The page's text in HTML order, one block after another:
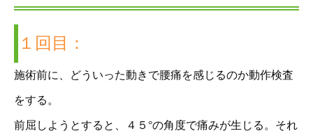
１回目：
施術前に、どういった動きで腰痛を感じるのか動作検査
をする。
前屈しようとすると、４５°の角度で痛みが生じる。それ